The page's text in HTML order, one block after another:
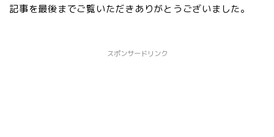
記事を最後までご覧いただきありがとうございました。
スポンサードリンク